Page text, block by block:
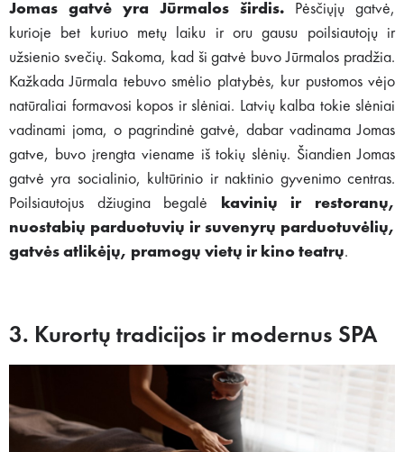
Jomas gatvė yra Jūrmalos širdis. Pėsčiųjų gatvė,
kurioje bet kuriuo metų laiku ir oru gausu poilsiautojų ir
užsienio svečių. Sakoma, kad ši gatvė buvo Jūrmalos pradžia.
Kažkada Jūrmala tebuvo smėlio platybės, kur pustomos vėjo
natūraliai formavosi kopos ir slėniai. Latvių kalba tokie slėniai
vadinami joma, o pagrindinė gatvė, dabar vadinama Jomas
gatve, buvo įrengta viename iš tokių slėnių. Šiandien Jomas
gatvė yra socialinio, kultūrinio ir naktinio gyvenimo centras.
Poilsiautojus džiugina begalė
kavinių ir restoranų,
nuostabių parduotuvių ir suvenyrų parduotuvėlių,
gatvės atlikėjų, pramogų vietų ir kino teatrų.
3. Kurortų tradicijos ir modernus SPA